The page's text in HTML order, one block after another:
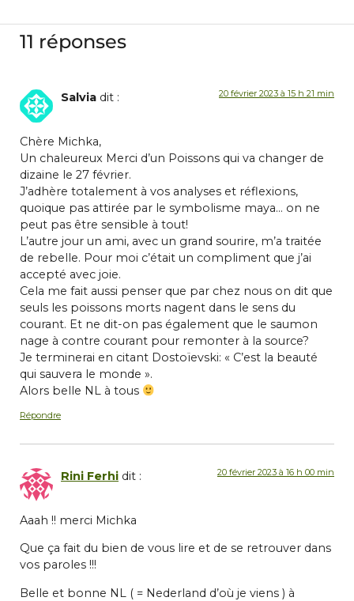
11 réponses
Salvia dit : 20 février 2023 à 15 h 21 min
Chère Michka,
Un chaleureux Merci d’un Poissons qui va changer de
dizaine le 27 février.
J’adhère totalement à vos analyses et réflexions,
quoique pas attirée par le symbolisme maya… on ne
peut pas être sensible à tout!
L’autre jour un ami, avec un grand sourire, m’a traitée
de rebelle. Pour moi c’était un compliment que j’ai
accepté avec joie.
Cela me fait aussi penser que par chez nous on dit que
seuls les poissons morts nagent dans le sens du
courant. Et ne dit-on pas également que le saumon
nage à contre courant pour remonter à la source?
Je terminerai en citant Dostoïevski: « C’est la beauté
qui sauvera le monde ».
Alors belle NL à tous
Répondre
Rini Ferhi dit : 20 février 2023 à 16 h 00 min
Aaah !! merci Michka
Que ça fait du bien de vous lire et de se retrouver dans
vos paroles !!!
Belle et bonne NL ( = Nederland d’où je viens ) à